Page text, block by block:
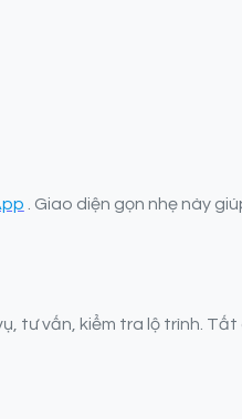
. Giao diện gọn nhẹ này
tư vấn, kiểm tra lộ trình. Tất